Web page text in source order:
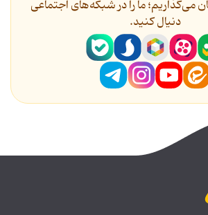
می‌گذاریم؛ ما را در شبکه‌های اجتماعی
دنیال کنید.